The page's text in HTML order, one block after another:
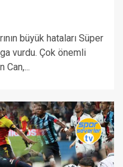
büyük hataları Süper
vurdu. Çok önemli
Can,...